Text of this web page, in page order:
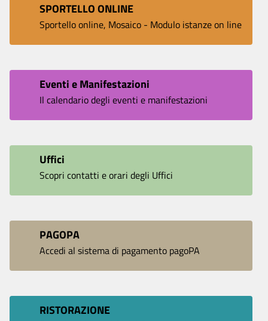
SPORTELLO ONLINE
Sportello online, Mosaico - Modulo istanze on line
Eventi e Manifestazioni
Il calendario degli eventi e manifestazioni
Uffici
Scopri contatti e orari degli Uffici
PAGOPA
Accedi al sistema di pagamento pagoPA
RISTORAZIONE